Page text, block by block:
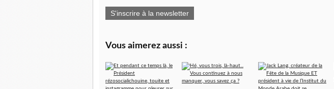
S'inscrire à la newsletter
Vous aimerez aussi :